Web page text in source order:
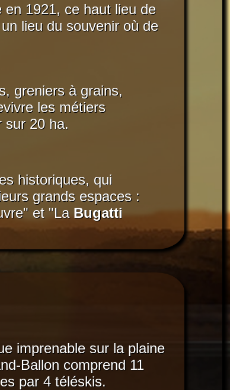
1921, ce haut lieu de
lieu du souvenir où de
greniers à grains,
les métiers
sur 20 ha.
historiques, qui
grands espaces :
et "La Bugatti
imprenable sur la plaine
Ballon comprend 11
par 4 téléskis.